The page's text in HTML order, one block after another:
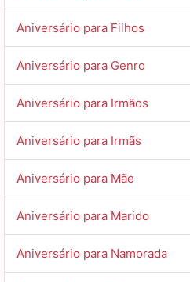
Aniversário para Filhos
Aniversário para Genro
Aniversário para Irmãos
Aniversário para Irmãs
Aniversário para Mãe
Aniversário para Marido
Aniversário para Namorada